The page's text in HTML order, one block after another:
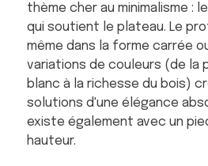
thème cher au minimalisme :
qui soutient le plateau. Le
même dans la forme carrée
variations de couleurs (de la
blanc à la richesse du bois)
solutions d'une élégance
existe également avec un
hauteur.